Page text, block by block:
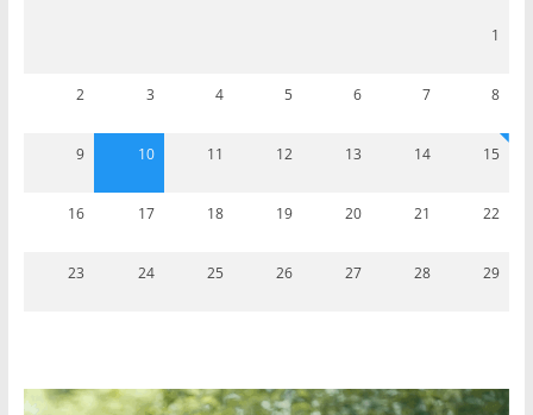
1
2 3 4 5 6 7 8
9 10 11 12 13 14 15
16 17 18 19 20 21 22
23 24 25 26 27 28 29